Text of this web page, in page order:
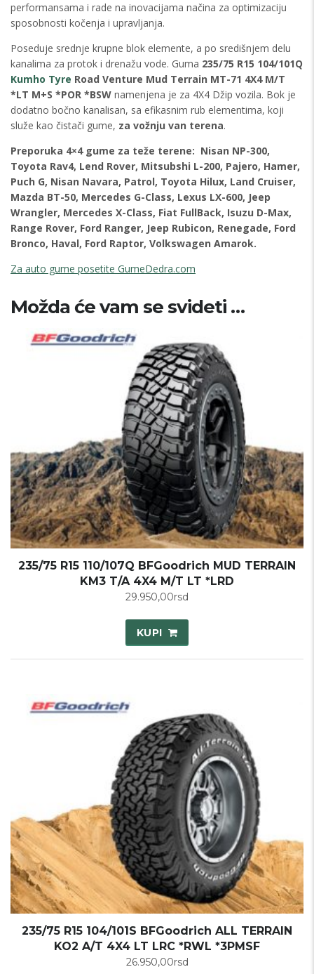
performansama i rade na inovacijama načina za optimizaciju
sposobnosti kočenja i upravljanja.
Poseduje srednje krupne blok elemente, a po središnjem delu
kanalima za protok i drenažu vode. Guma 235/75 R15 104/101Q
Kumho Tyre Road Venture Mud Terrain MT-71 4X4 M/T
*LT M+S *POR *BSW namenjena je za 4X4 Džip vozila. Bok je
dodatno bočno kanalisan, sa efikasnim rub elementima, koji
služe kao čistači gume, za vožnju van terena.
Preporuka 4×4 gume za teže terene: Nisan NP-300,
Toyota Rav4, Lend Rover, Mitsubshi L-200, Pajero, Hamer,
Puch G, Nisan Navara, Patrol, Toyota Hilux, Land Cruiser,
Mazda BT-50, Mercedes G-Class, Lexus LX-600, Jeep
Wrangler, Mercedes X-Class, Fiat FullBack, Isuzu D-Max,
Range Rover, Ford Ranger, Jeep Rubicon, Renegade, Ford
Bronco, Haval, Ford Raptor, Volkswagen Amarok.
Za auto gume posetite GumeDedra.com
Možda će vam se svideti …
235/75 R15 110/107Q BFGoodrich MUD TERRAIN
KM3 T/A 4X4 M/T LT *LRD
29.950,00rsd
KUPI
235/75 R15 104/101S BFGoodrich ALL TERRAIN
KO2 A/T 4X4 LT LRC *RWL *3PMSF
26.950,00rsd